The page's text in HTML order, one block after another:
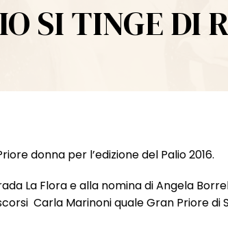
SI TINGE DI
donna per l’edizione del Palio 2016.
La Flora e alla nomina di Angela
Carla Marinoni quale Gran Priore di